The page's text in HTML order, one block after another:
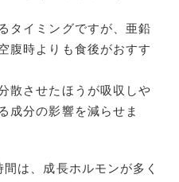
タイミングですが、亜鉛
腹時よりも食後がおすす
散させたほうが吸収しや
成分の影響を減らせま
は、成長ホルモンが多く